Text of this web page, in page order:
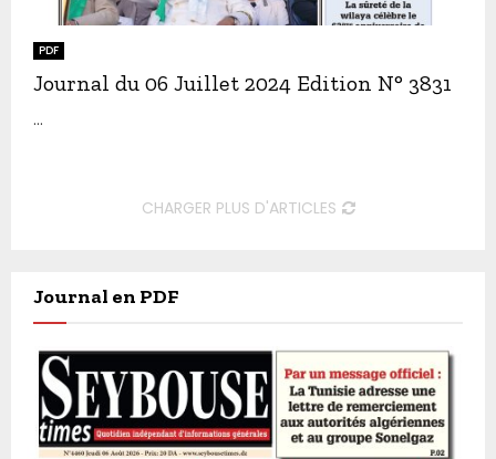
PDF
Journal du 06 Juillet 2024 Edition N° 3831
...
CHARGER PLUS D'ARTICLES
Journal en PDF